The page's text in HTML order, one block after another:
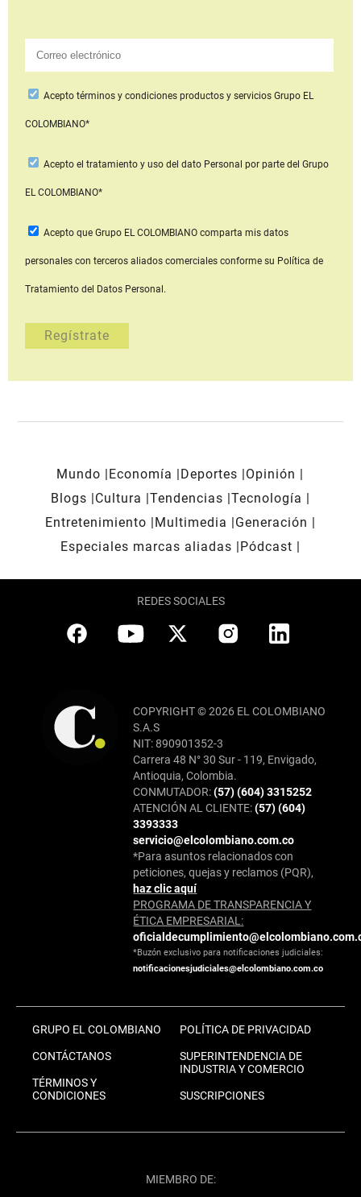
Aceptotérminos y condiciones productos y serviciosGrupo EL
COLOMBIANO*
Acepto el tratamiento y uso del dato Personal por parte del Grupo
EL COLOMBIANO*
Acepto que Grupo EL COLOMBIANOcomparta mis datos
personales con terceros aliados comerciales conforme su Política de
Tratamiento del Datos Personal.
Mundo Economía Deportes
Opinión
Blogs
Cultura Tendencias Tecnología
Entretenimiento
Multimedia
Generación
Especiales marcas aliadas
Pódcast
REDES SOCIALES
COPYRIGHT © 2026 EL COLOMBIANO
S.A.S
NIT: 890901352-3
Carrera 48 N° 30 Sur - 119, Envigado,
Antioquia, Colombia.
CONMUTADOR:(57) (604) 3315252
ATENCIÓN AL CLIENTE:(57) (604)
3393333
servicio@elcolombiano.com.co
*Para asuntos relacionados con
peticiones, quejas y reclamos (PQR),
haz clic aquí
PROGRAMA DE TRANSPARENCIA Y
ÉTICA EMPRESARIAL:
*Buzón exclusivo para notificaciones judiciales:
notificacionesjudiciales@elcolombiano.com.co
GRUPO EL COLOMBIANO
CONTÁCTANOS
TÉRMINOS Y
CONDICIONES
POLÍTICA DE PRIVACIDAD
SUPERINTENDENCIA DE
INDUSTRIA Y COMERCIO
SUSCRIPCIONES
MIEMBRO DE: